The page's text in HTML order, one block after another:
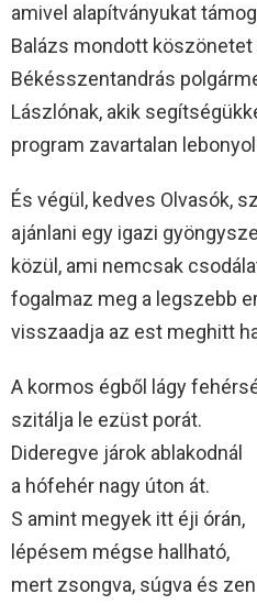
amivel alapítványukat
Balázs mondott köszönetet
Békésszentandrás
Lászlónak, akik
program zavartalan
És végül, kedves Olvasók,
ajánlani egy igazi
közül, ami nemcsak
fogalmaz meg a legszebb
visszaadja az est meghitt
A kormos égből lágy
szitálja le ezüst porát.
Dideregve járok ablakodnál
a hófehér nagy úton át.
S amint megyek itt éji órán,
lépésem mégse hallható,
mert zsongva, súgva és